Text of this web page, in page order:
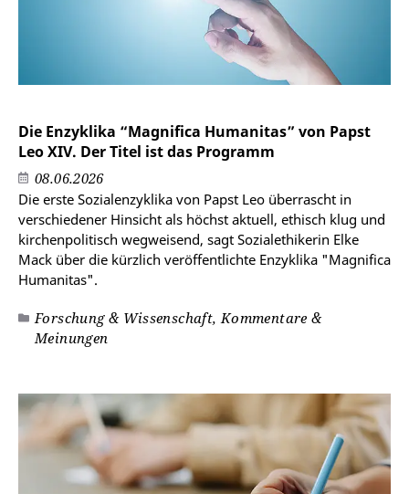
Die Enzyklika “Magnifica Humanitas” von Papst
Leo XIV. Der Titel ist das Programm
08.06.2026
Die erste Sozialenzyklika von Papst Leo überrascht in
verschiedener Hinsicht als höchst aktuell, ethisch klug und
kirchenpolitisch wegweisend, sagt Sozialethikerin Elke
Mack über die kürzlich veröffentlichte Enzyklika "Magnifica
Humanitas".
Forschung & Wissenschaft, Kommentare &
Meinungen